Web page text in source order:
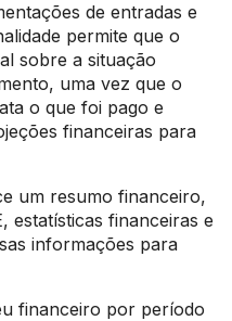
de entradas e
permite que o
sobre a situação
uma vez que o
o que foi pago e
financeiras para
um resumo financeiro,
estatísticas financeiras e
informações para
financeiro por período